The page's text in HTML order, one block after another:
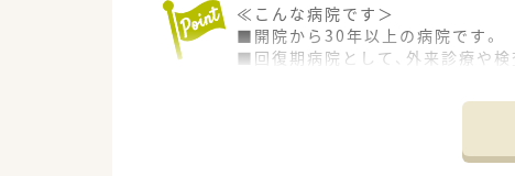
≪こんな病院です＞
■開院から30年以上の病院です。
■回復期病院として、外来診療や
■施設内は明るくきれい病院です
■草津や大洗に保養所あり、無料
■定時が17時半です。メリハリを